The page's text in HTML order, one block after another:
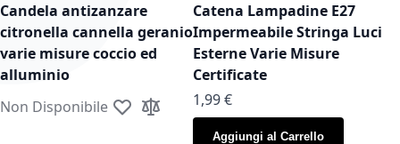
Candela antizanzare
citronella cannella geranio
varie misure coccio ed
alluminio
Non Disponibile Aggiungi alla lista desideri
Aggiungi al confronto
Catena Lampadine E27
Impermeabile Stringa Luci
Esterne Varie Misure
Certificate
As low as
1,99 €
Aggiungi al Carrello